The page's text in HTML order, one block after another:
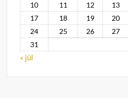
10 11 12 13
17
18 19 20
24
25 26 27
31
« júl